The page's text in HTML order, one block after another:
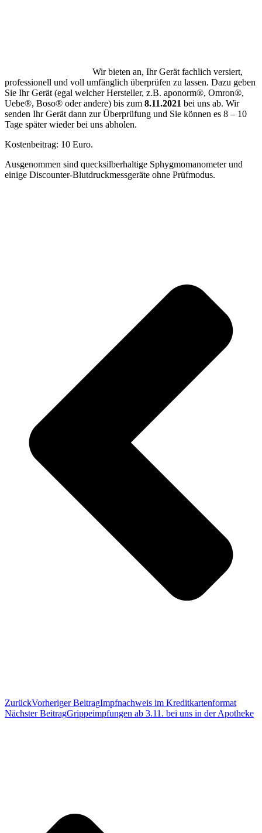
Wir bieten an, Ihr Gerät fachlich versiert,
professionell und voll umfänglich überprüfen zu lassen. Dazu geben
Sie Ihr Gerät (egal welcher Hersteller, z.B. aponorm®, Omron®,
Uebe®, Boso® oder andere) bis zum 8.11.2021 bei uns ab. Wir
senden Ihr Gerät dann zur Überprüfung und Sie können es 8 – 10
Tage später wieder bei uns abholen.
Kostenbeitrag: 10 Euro.
Ausgenommen sind quecksilberhaltige Sphygmomanometer und
einige Discounter-Blutdruckmessgeräte ohne Prüfmodus.
ZurückVorheriger BeitragImpfnachweis im Kreditkartenformat
Nächster BeitragGrippeimpfungen ab 3.11. bei uns in der Apotheke